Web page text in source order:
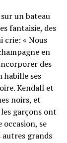
un bateau
fantaisie, des
crie: « Nous
en
des
habille ses
Kendall et
noirs, et
les garçons ont
se
grands